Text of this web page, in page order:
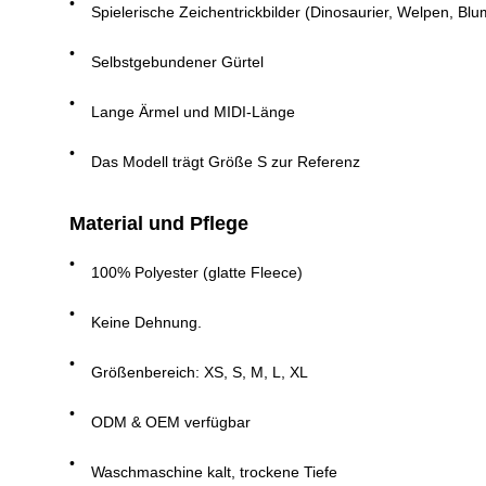
Spielerische Zeichentrickbilder (Dinosaurier, Welpen,
Selbstgebundener Gürtel
Lange Ärmel und MIDI-Länge
Das Modell trägt Größe S zur Referenz
Material und Pflege
100% Polyester (glatte Fleece)
Keine Dehnung.
Größenbereich: XS, S, M, L, XL
ODM & OEM verfügbar
Waschmaschine kalt, trockene Tiefe